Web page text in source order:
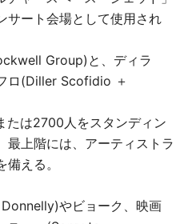
サート会場として使用され
Group)と、ディラ
ロ(Diller Scofidio ＋
たは2700人をスタンディン
最上階には、アーティストラ
える。
やビョーク、映画